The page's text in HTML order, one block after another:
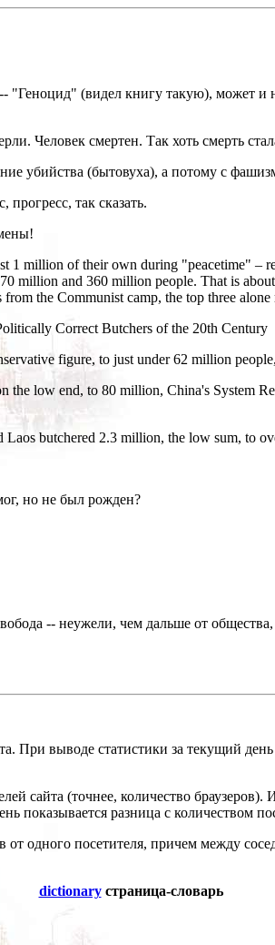
"Геноцид" (видел книгу такую), может и
Человек смертен. Так хоть смерть
убийства (бытовуха), а потому с
так сказать.
1 million of their own during "peacetime" –
million and 360 million people. That is
the Communist camp, the top three
Correct Butchers of the 20th Century
figure, to just under 62 million
the low end, to 80 million, China's System
butchered 2.3 million, the low sum, to
но не был рожден?
-- неужели, чем дальше от
При выводе статистики за текущий
сайта (точнее, количество
показывается разница с количеством
от одного посетителя, причем между
dictionaryстраница-словарь